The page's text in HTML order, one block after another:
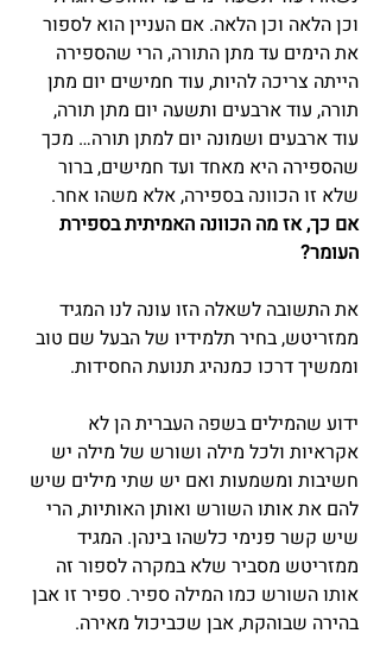
וכן הלאה וכן הלאה. אם העניין הוא לספור
את הימים עד מתן התורה, הרי שהספירה
הייתה צריכה להיות, עוד חמישים יום מתן
תורה, עוד ארבעים ותשעה יום מתן תורה,
עוד ארבעים ושמונה יום למתן תורה… מכך
שהספירה היא מאחד ועד חמישים, ברור
שלא זו הכוונה בספירה, אלא משהו אחר.
אם כך, אז מה הכוונה האמיתית בספירת
העומר?
את התשובה לשאלה הזו עונה לנו המגיד
ממזריטש, בחיר תלמידיו של הבעל שם טוב
וממשיך דרכו כמנהיג תנועת החסידות.
ידוע שהמילים בשפה העברית הן לא
אקראיות ולכל מילה ושורש של מילה יש
חשיבות ומשמעות ואם יש שתי מילים שיש
להם את אותו השורש ואותן האותיות, הרי
שיש קשר פנימי כלשהו בינהן. המגיד
ממזריטש מסביר שלא במקרה לספור זה
אותו השורש כמו המילה ספיר. ספיר זו אבן
בהירה שבוהקת, אבן שכביכול מאירה.